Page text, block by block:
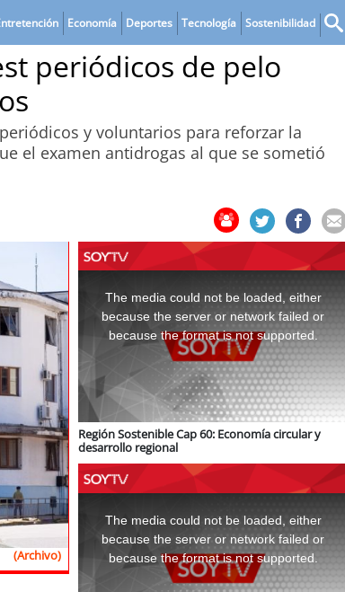
Economía Deportes Tecnología Sostenibilidad
periódicos de pelo
y voluntarios para reforzar la
el examen antidrogas al que se sometió
(Archivo)
window.
The media could not be loaded, either
because the server or network failed or
because the format is not supported.
Región Sostenible Cap 60: Economía circular y
desarrollo regional
window.
The media could not be loaded, either
because the server or network failed or
because the format is not supported.